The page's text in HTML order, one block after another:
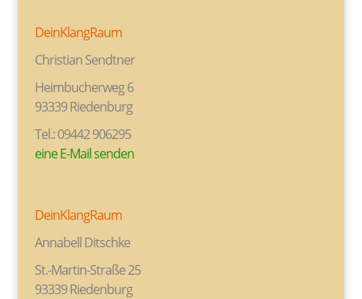
DeinKlangRaum
Christian Sendtner
Heimbucherweg 6
93339 Riedenburg
Tel.: 09442 906295
eine E-Mail senden
DeinKlangRaum
Annabell Ditschke
St.-Martin-Straße 25
93339 Riedenburg